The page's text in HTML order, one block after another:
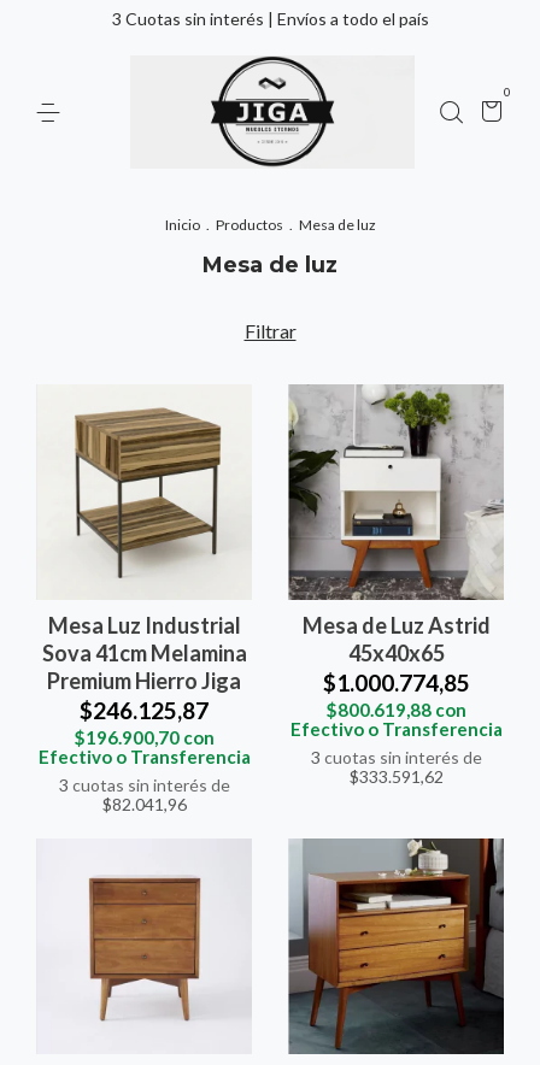
3 Cuotas sin interés | Envíos a todo el país
0
Inicio . Productos . Mesa de luz
Mesa de luz
Filtrar
Mesa Luz Industrial
Sova 41cm Melamina
Premium Hierro Jiga
$246.125,87
$196.900,70 con
Efectivo o Transferencia
3 cuotas sin interés de
$82.041,96
Mesa de Luz Astrid
45x40x65
$1.000.774,85
$800.619,88 con
Efectivo o Transferencia
3 cuotas sin interés de
$333.591,62